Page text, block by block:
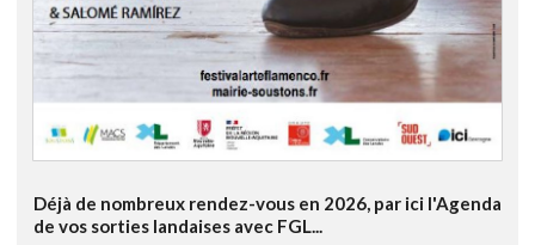
Déjà de nombreux rendez-vous en 2026, par ici l'Agenda
de vos sorties landaises avec FGL...